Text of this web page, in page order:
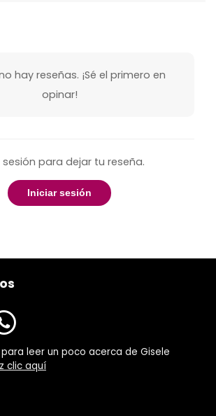
hay reseñas. ¡Sé el primero en
opinar!
sesión para dejar tu reseña.
Iniciar sesión
leer un poco acerca de Gisele
clic aquí